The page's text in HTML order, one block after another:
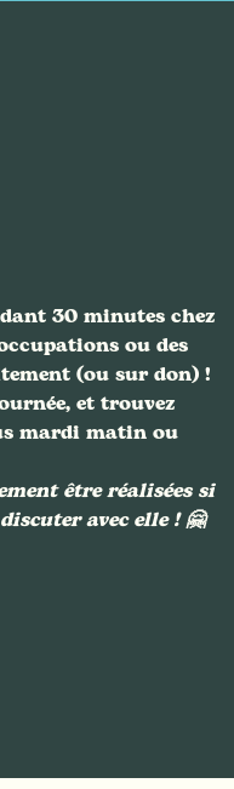
30 minutes chez
ou des
(ou sur don) !
et trouvez
mardi matin ou
être réalisées si
avec elle ! 🤗